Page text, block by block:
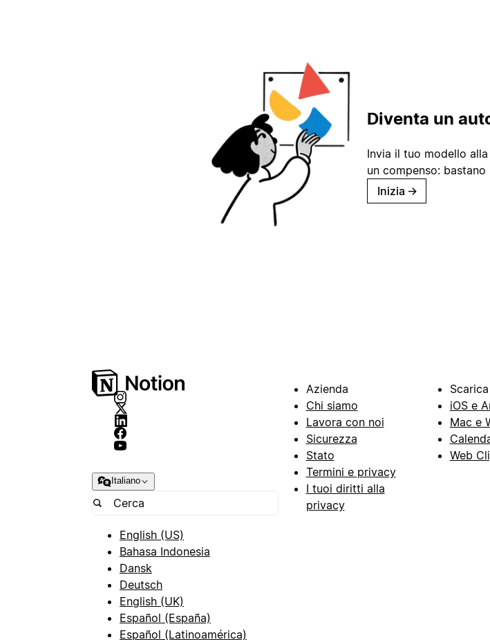
Diventa un
Invia il tuo modello
un compenso:
Inizia →
Italiano
English (US)
Bahasa Indonesia
Dansk
Deutsch
English (UK)
Español (España)
Español (Latinoamérica)
Azienda
Chi siamo
Lavora con noi
Sicurezza
Stato
Termini e privacy
I tuoi diritti alla
privacy
Scarica
iOS e
Mac e
Web